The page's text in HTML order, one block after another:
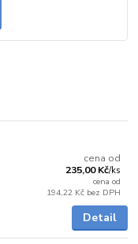
cena od
235,00 Kč/ks
cena od
194,22 Kč bez DPH
Detail